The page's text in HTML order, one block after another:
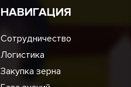
НАВИГАЦИЯ
Сотрудничество
Логистика
Закупка зерна